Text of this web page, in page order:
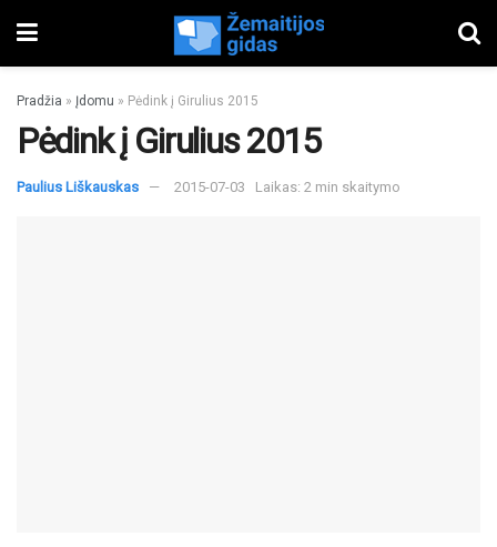
Pradžia » Įdomu » Pėdink į Girulius 2015
Pėdink į Girulius 2015
Paulius Liškauskas 2015-07-03 Laikas: 2 min skaitymo